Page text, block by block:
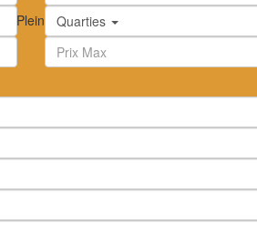
Plein écran Prev Prochain
Quarties